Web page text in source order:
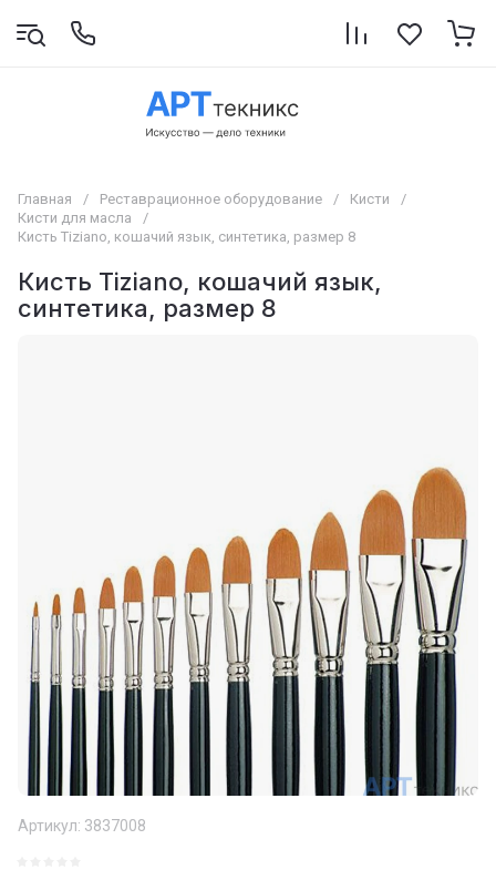
Главная / Реставрационное оборудование / Кисти
/
Кисти для масла
/
Кисть Tiziano, кошачий язык, синтетика, размер 8
Кисть Tiziano, кошачий язык,
синтетика, размер 8
Артикул: 3837008